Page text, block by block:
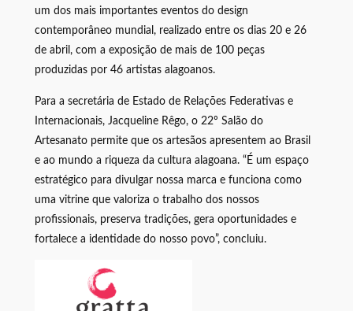
um dos mais importantes eventos do design
contemporâneo mundial, realizado entre os dias 20 e 26
de abril, com a exposição de mais de 100 peças
produzidas por 46 artistas alagoanos.
Para a secretária de Estado de Relações Federativas e
Internacionais, Jacqueline Rêgo, o 22º Salão do
Artesanato permite que os artesãos apresentem ao Brasil
e ao mundo a riqueza da cultura alagoana. “É um espaço
estratégico para divulgar nossa marca e funciona como
uma vitrine que valoriza o trabalho dos nossos
profissionais, preserva tradições, gera oportunidades e
fortalece a identidade do nosso povo”, concluiu.